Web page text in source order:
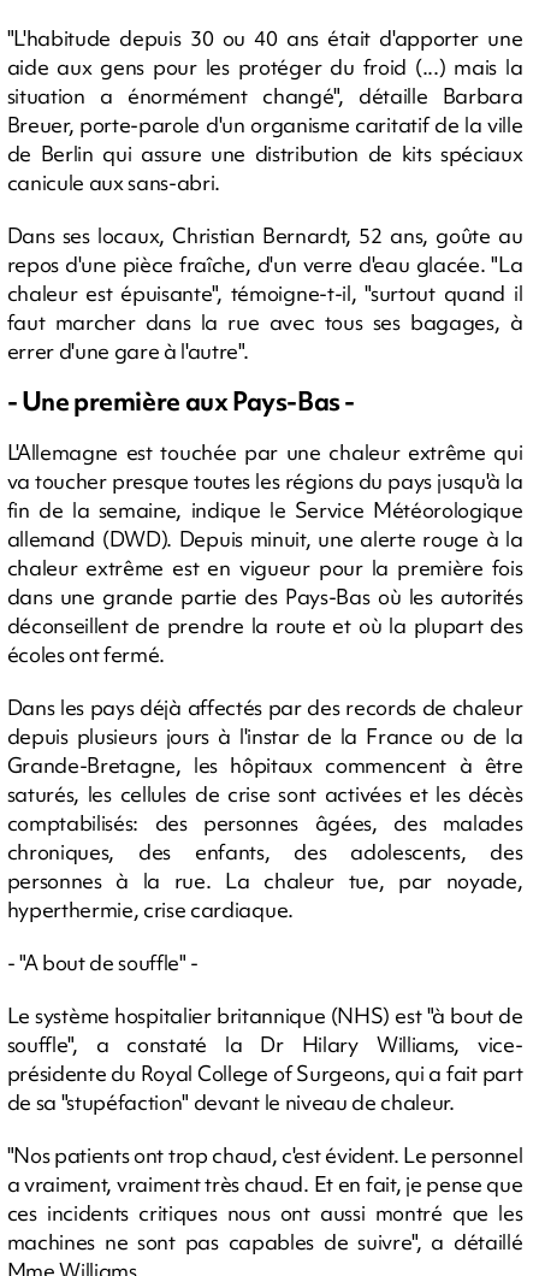
"L'habitude depuis 30 ou 40 ans était d'apporter une
aide aux gens pour les protéger du froid (...) mais la
situation a énormément changé", détaille Barbara
Breuer, porte-parole d'un organisme caritatif de la ville
de Berlin qui assure une distribution de kits spéciaux
canicule aux sans-abri.
Dans ses locaux, Christian Bernardt, 52 ans, goûte au
repos d'une pièce fraîche, d'un verre d'eau glacée. "La
chaleur est épuisante", témoigne-t-il, "surtout quand il
faut marcher dans la rue avec tous ses bagages, à
errer d'une gare à l'autre".
- Une première aux Pays-Bas -
L'Allemagne est touchée par une chaleur extrême qui
va toucher presque toutes les régions du pays jusqu'à la
fin de la semaine, indique le Service Météorologique
allemand (DWD). Depuis minuit, une alerte rouge à la
chaleur extrême est en vigueur pour la première fois
dans une grande partie des Pays-Bas où les autorités
déconseillent de prendre la route et où la plupart des
écoles ont fermé.
Dans les pays déjà affectés par des records de chaleur
depuis plusieurs jours à l'instar de la France ou de la
Grande-Bretagne, les hôpitaux commencent à être
saturés, les cellules de crise sont activées et les décès
comptabilisés: des personnes âgées, des malades
chroniques, des enfants, des adolescents, des
personnes à la rue. La chaleur tue, par noyade,
hyperthermie, crise cardiaque.
- "A bout de souffle" -
Le système hospitalier britannique (NHS) est "à bout de
souffle", a constaté la Dr Hilary Williams, vice-
présidente du Royal College of Surgeons, qui a fait part
de sa "stupéfaction" devant le niveau de chaleur.
"Nos patients ont trop chaud, c'est évident. Le personnel
a vraiment, vraiment très chaud. Et en fait, je pense que
ces incidents critiques nous ont aussi montré que les
machines ne sont pas capables de suivre", a détaillé